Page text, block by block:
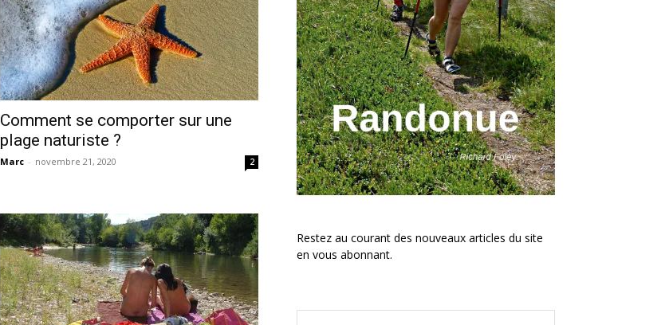
Comment se comporter sur une
plage naturiste ?
Marc - novembre 21, 2020 2
Restez au courant des nouveaux articles du site
en vous abonnant.
Saisissez votre adresse email